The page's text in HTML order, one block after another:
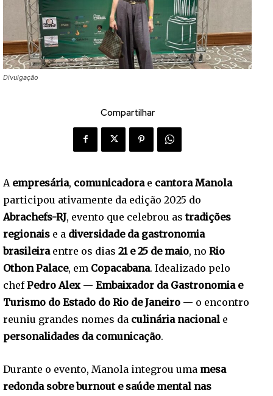
Divulgação
Compartilhar
A empresária, comunicadorae cantora Manola
participou ativamente da edição 2025 do
Abrachefs-RJ, evento que celebrou astradições
regionais e a diversidade da gastronomia
brasileiraentre os dias 21 e 25 de maio, no Rio
Othon Palace, em Copacabana. Idealizado pelo
chefPedro Alex — Embaixador da Gastronomia e
Turismo do Estado do Rio de Janeiro — o encontro
reuniu grandes nomes da culinária nacional e
personalidades da comunicação.
Durante o evento, Manola integrou uma mesa
redonda sobre burnout e saúde mental nas